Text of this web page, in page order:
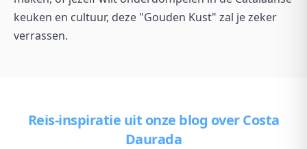
keuken en cultuur, deze "Gouden Kust" zal je zeker
verrassen.
Reis-inspiratie uit onze blog over Costa
Daurada